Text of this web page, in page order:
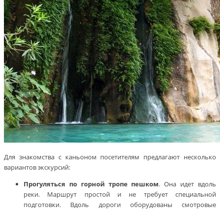
Для знакомства с каньоном посетителям предлагают несколько
вариантов экскурсий:
Прогуляться по горной тропе пешком. Она идет вдоль
реки. Маршрут простой и не требует специальной
подготовки. Вдоль дороги оборудованы смотровые